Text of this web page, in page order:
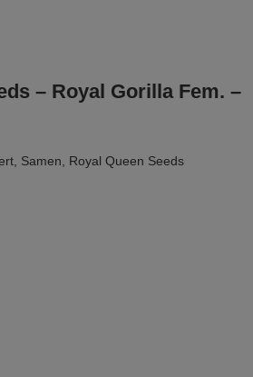
– Royal Gorilla Fem. –
Samen
Royal Queen Seeds